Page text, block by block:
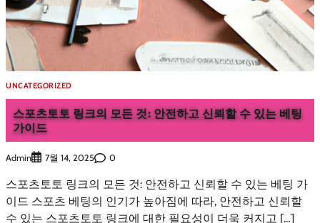
UNCATEGORIZED
스포츠토토 링크의 모든 것: 안전하고 신뢰할 수 있는 베팅
가이드
Admin 7월 14, 2025 0
스포츠토토 링크의 모든 것: 안전하고 신뢰할 수 있는 베팅 가
이드 스포츠 베팅의 인기가 높아짐에 따라, 안전하고 신뢰할
수 있는 스포츠토토 링크에 대한 필요성이 더욱 커지고 […]